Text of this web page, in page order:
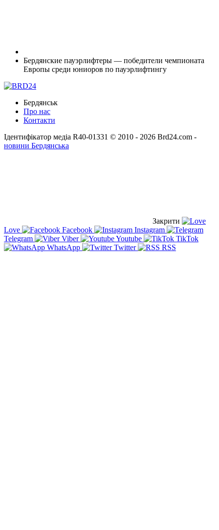
Бердянские пауэрлифтеры — победители чемпионата
Европы среди юниоров по пауэрлифтингу
Бердянськ
Про нас
Контакти
Ідентифікатор медіа R40-01331 © 2010 - 2026 Brd24.com -
новини Бердянська
Закрити
Love
Facebook
Instagram
Telegram
Viber Youtube
TikTok
WhatsApp
Twitter RSS